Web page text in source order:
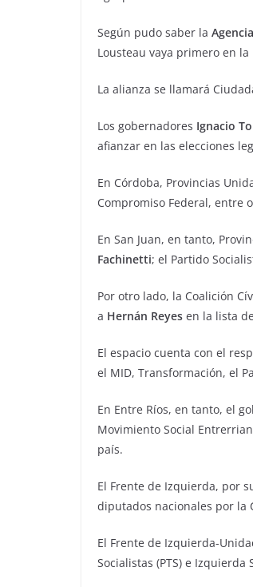
Según pudo saber la
Lousteau vaya primero en
La alianza se llamará
Los gobernadores Ignacio
afianzar en las elecciones
En Córdoba, Provincias
Compromiso Federal, entre
En San Juan, en tanto,
Fachinetti; el Partido
Por otro lado, la Coalición
a Hernán Reyes en la lista
El espacio cuenta con el
el MID, Transformación, el
En Entre Ríos, en tanto, el
Movimiento Social
país.
El Frente de Izquierda, por
diputados nacionales por la
El Frente de Izquierda-
Socialistas (PTS) e Izquierda